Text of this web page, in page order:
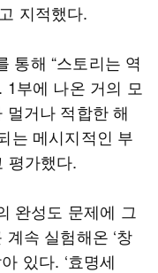
지적했다.
통해 “스토리는 역
부에 나온 거의 모
거나 적합한 해
는 메시지적인 부
평가했다.
완성도 문제에 그
속 실험해온 ‘창
있다. ‘효명세